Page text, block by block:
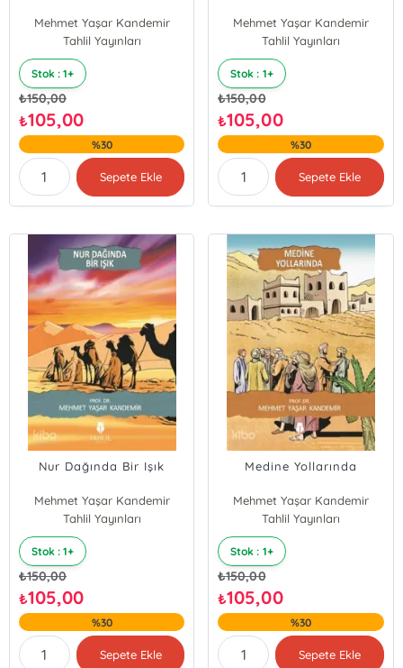
Mehmet Yaşar Kandemir
Tahlil Yayınları
Stok : 1+
₺150,00
₺105,00
%30
Sepete Ekle
Mehmet Yaşar Kandemir
Tahlil Yayınları
Stok : 1+
₺150,00
₺105,00
%30
Sepete Ekle
Nur Dağında Bir Işık
Mehmet Yaşar Kandemir
Tahlil Yayınları
Stok : 1+
₺150,00
₺105,00
%30
Sepete Ekle
Medine Yollarında
Mehmet Yaşar Kandemir
Tahlil Yayınları
Stok : 1+
₺150,00
₺105,00
%30
Sepete Ekle